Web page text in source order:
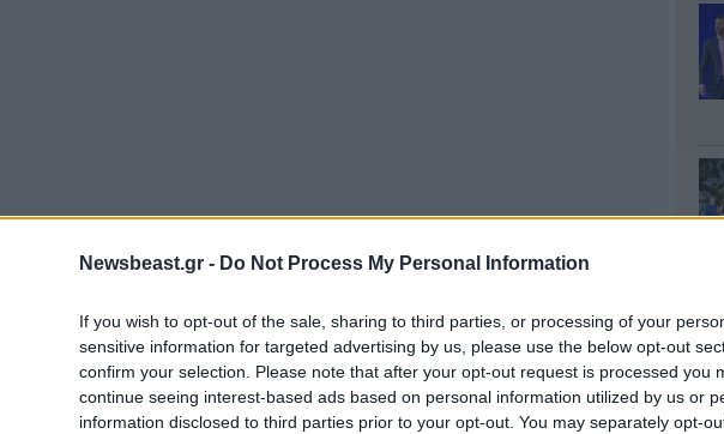
Newsbeast.gr - Do Not Process My Personal Information
If you wish to opt-out of the sale, sharing to third parties, or processing of your
sensitive information for targeted advertising by us, please use the below opt-out
confirm your selection. Please note that after your opt-out request is processed you
continue seeing interest-based ads based on personal information utilized by us or
information disclosed to third parties prior to your opt-out. You may separately opt-